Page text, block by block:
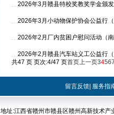
2026年3月赣县特校奖教奖学金颁
2026年3月小动物保护协会公益行
2026年2月厂内贫困户慰问活动（
2026年2月赣县汽车站义工公益行
共47 页 页次:4/47 页首页上一页3456
留言反馈 服务指
地址:江西省赣州市赣县区赣州高新技术